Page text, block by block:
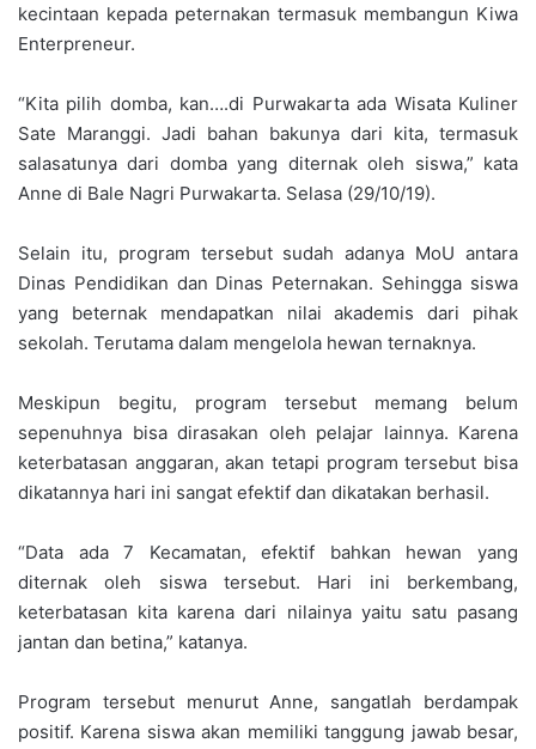
kecintaan kepada peternakan termasuk membangun Kiwa
Enterpreneur.
“Kita pilih domba, kan….di Purwakarta ada Wisata Kuliner
Sate Maranggi. Jadi bahan bakunya dari kita, termasuk
salasatunya dari domba yang diternak oleh siswa,” kata
Anne di Bale Nagri Purwakarta. Selasa (29/10/19).
Selain itu, program tersebut sudah adanya MoU antara
Dinas Pendidikan dan Dinas Peternakan. Sehingga siswa
yang beternak mendapatkan nilai akademis dari pihak
sekolah. Terutama dalam mengelola hewan ternaknya.
Meskipun begitu, program tersebut memang belum
sepenuhnya bisa dirasakan oleh pelajar lainnya. Karena
keterbatasan anggaran, akan tetapi program tersebut bisa
dikatannya hari ini sangat efektif dan dikatakan berhasil.
“Data ada 7 Kecamatan, efektif bahkan hewan yang
diternak oleh siswa tersebut. Hari ini berkembang,
keterbatasan kita karena dari nilainya yaitu satu pasang
jantan dan betina,” katanya.
Program tersebut menurut Anne, sangatlah berdampak
positif. Karena siswa akan memiliki tanggung jawab besar,